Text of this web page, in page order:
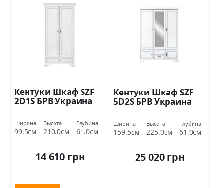
Кентуки Шкаф SZF
2D1S БРВ Украина
Ширина
99.5см
Высота
210.0см
Глубина
61.0см
14 610 грн
Кентуки Шкаф SZF
5D2S БРВ Украина
Ширина
159.5см
Высота
225.0см
Глубина
61.0см
25 020 грн